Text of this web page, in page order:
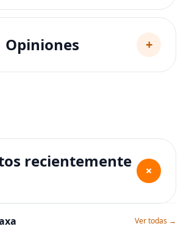
Opiniones +
recientemente
+
Ver todas →